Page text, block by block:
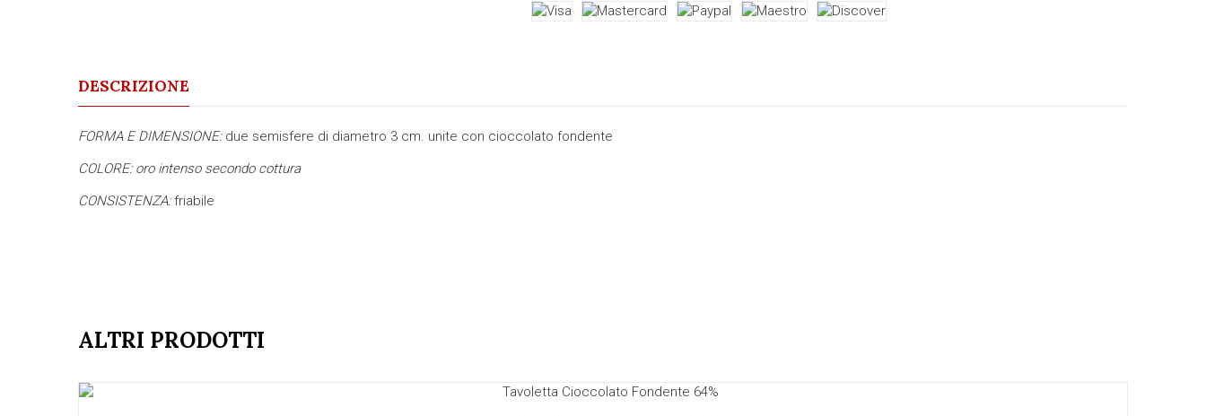
DESCRIZIONE
FORMA E DIMENSIONE: due semisfere di diametro 3 cm. unite con cioccolato fondente
COLORE: oro intenso secondo cottura
CONSISTENZA:friabile
ALTRI PRODOTTI